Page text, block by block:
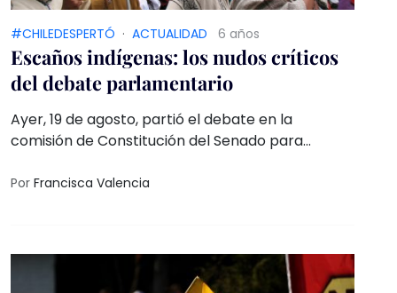
#CHILEDESPERTÓ · ACTUALIDAD 6 años
Escaños indígenas: los nudos críticos
del debate parlamentario
Ayer, 19 de agosto, partió el debate en la
comisión de Constitución del Senado para
que garantiza escaños reservados para los
Por Francisca Valencia